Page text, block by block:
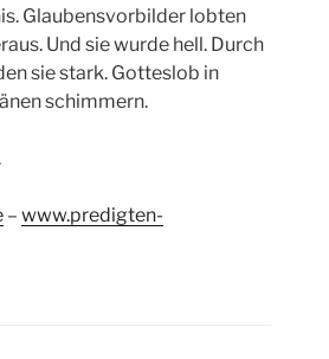
Glaubensvorbilder lobten
Und sie wurde hell. Durch
sie stark. Gotteslob in
schimmern.
– www.predigten-